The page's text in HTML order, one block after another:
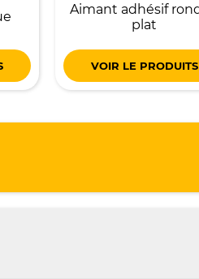
Aimant adhésif
plat
VOIR LE PRODUITS